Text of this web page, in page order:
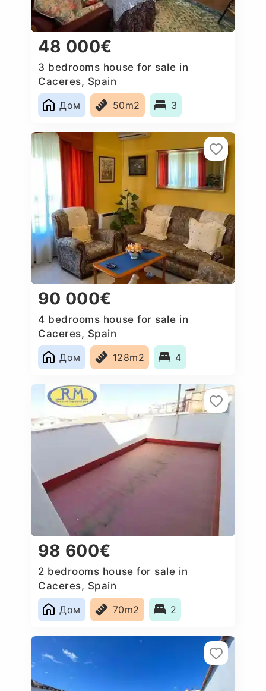
48 000€
3 bedrooms house for sale in
Caceres‎, Spain
Дом
50m2 3
90 000€
4 bedrooms house for sale in
Caceres‎, Spain
Дом
128m2 4
98 600€
2 bedrooms house for sale in
Caceres‎, Spain
Дом
70m2 2